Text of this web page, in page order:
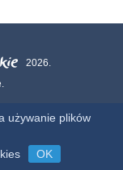
2026.
używanie plików
OK